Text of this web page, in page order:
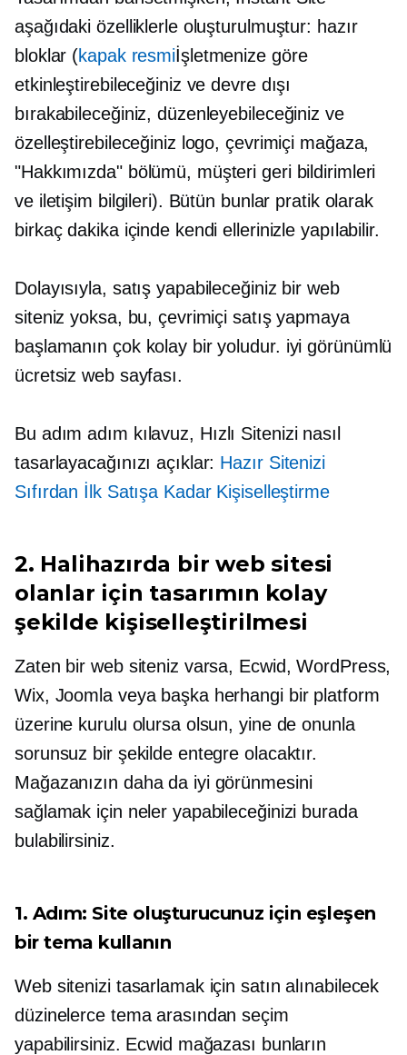
aşağıdaki özelliklerle oluşturulmuştur: hazır
bloklar (kapak resmiİşletmenize göre
etkinleştirebileceğiniz ve devre dışı
bırakabileceğiniz, düzenleyebileceğiniz ve
özelleştirebileceğiniz logo, çevrimiçi mağaza,
"Hakkımızda" bölümü, müşteri geri bildirimleri
ve iletişim bilgileri). Bütün bunlar pratik olarak
birkaç dakika içinde kendi ellerinizle yapılabilir.
Dolayısıyla, satış yapabileceğiniz bir web
siteniz yoksa, bu, çevrimiçi satış yapmaya
başlamanın çok kolay bir yoludur. iyi görünümlü
ücretsiz web sayfası.
Bu adım adım kılavuz, Hızlı Sitenizi nasıl
tasarlayacağınızı açıklar: Hazır Sitenizi
Sıfırdan İlk Satışa Kadar Kişiselleştirme
2. Halihazırda bir web sitesi
olanlar için tasarımın kolay
şekilde kişiselleştirilmesi
Zaten bir web siteniz varsa, Ecwid, WordPress,
Wix, Joomla veya başka herhangi bir platform
üzerine kurulu olursa olsun, yine de onunla
sorunsuz bir şekilde entegre olacaktır.
Mağazanızın daha da iyi görünmesini
sağlamak için neler yapabileceğinizi burada
bulabilirsiniz.
1. Adım: Site oluşturucunuz için eşleşen
bir tema kullanın
Web sitenizi tasarlamak için satın alınabilecek
düzinelerce tema arasından seçim
yapabilirsiniz. Ecwid mağazası bunların